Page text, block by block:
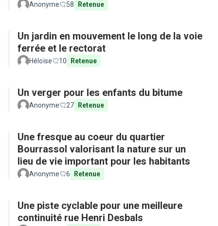
Anonyme 58 Retenue
Un jardin en mouvement le long de la voie
ferrée et le rectorat
Héloïse 10 Retenue
Un verger pour les enfants du bitume
Anonyme 27 Retenue
Une fresque au coeur du quartier
Bourrassol valorisant la nature sur un
lieu de vie important pour les habitants
Anonyme 6 Retenue
Une piste cyclable pour une meilleure
continuité rue Henri Desbals